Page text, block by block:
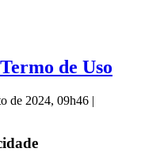
de Uso
de 2024, 09h46 |